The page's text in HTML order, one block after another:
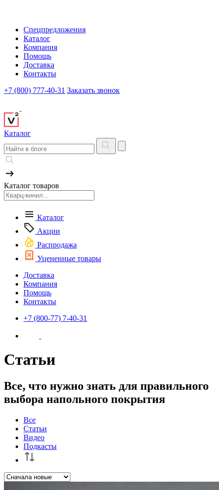
Спецпредложения
Каталог
Компания
Помощь
Доставка
Контакты
+7 (800) 777-40-31 Заказать звонок
Каталог
Каталог товаров
Каталог
Акции
Распродажа
Уцененные товары
Доставка
Компания
Помощь
Контакты
+7 (800-77) 7-40-31
Статьи
Все, что нужно знать для правильного
выбора напольного покрытия
Все
Статьи
Видео
Подкасты